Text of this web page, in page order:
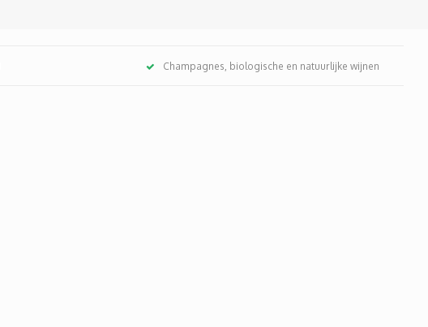
Champagnes, biologische en natuurlijke wijnen